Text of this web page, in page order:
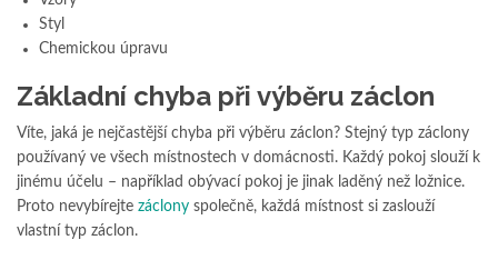
Styl
Chemickou úpravu
Základní chyba při výběru záclon
Víte, jaká je nejčastější chyba při výběru záclon? Stejný typ záclony
používaný ve všech místnostech v domácnosti. Každý pokoj slouží k
jinému účelu – například obývací pokoj je jinak laděný než ložnice.
Proto nevybírejte záclony společně, každá místnost si zaslouží
vlastní typ záclon.